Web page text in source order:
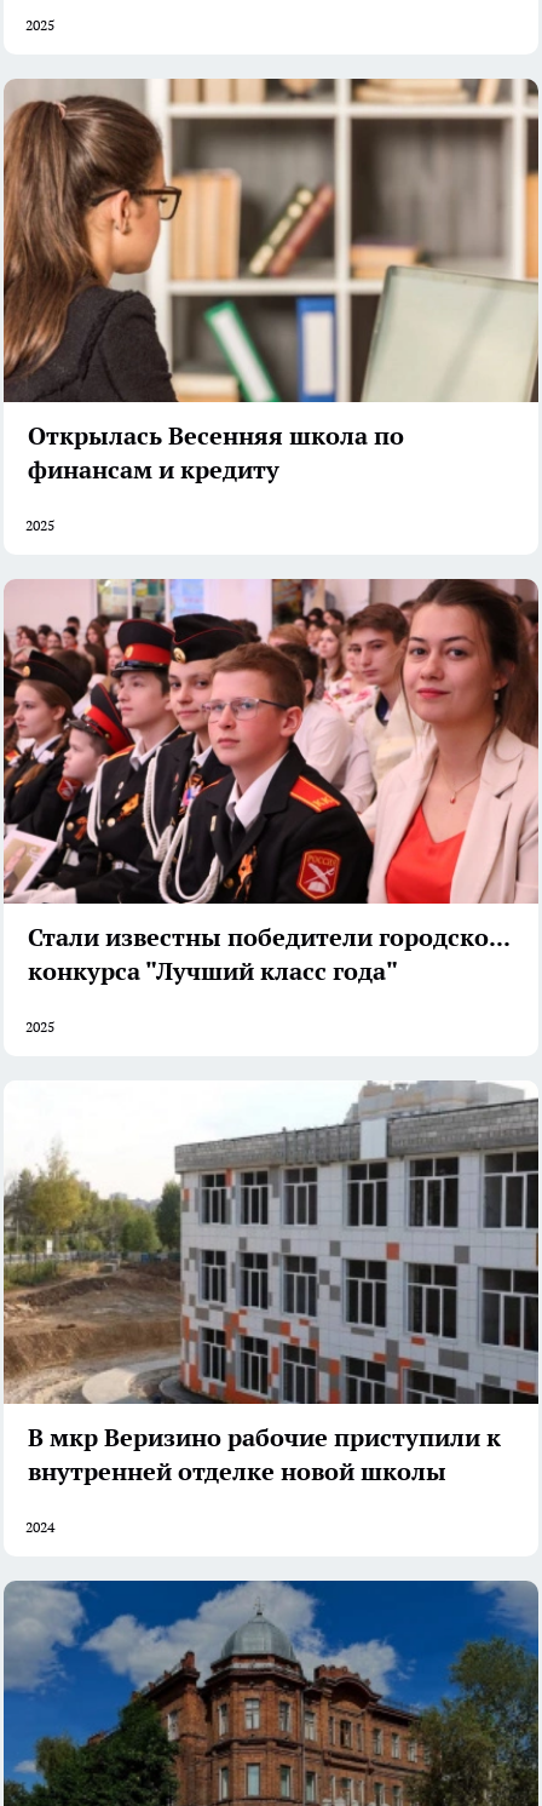
2025
Открылась Весенняя школа по
финансам и кредиту
2025
Стали известны победители городского
конкурса "Лучший класс года"
2025
В мкр Веризино рабочие приступили к
внутренней отделке новой школы
2024